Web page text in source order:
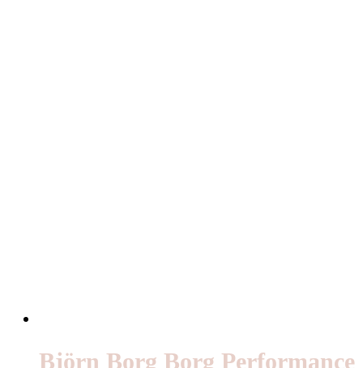
Björn Borg Borg Performance